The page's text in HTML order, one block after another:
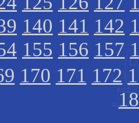
140 141 142
155 156 157
170 171 172